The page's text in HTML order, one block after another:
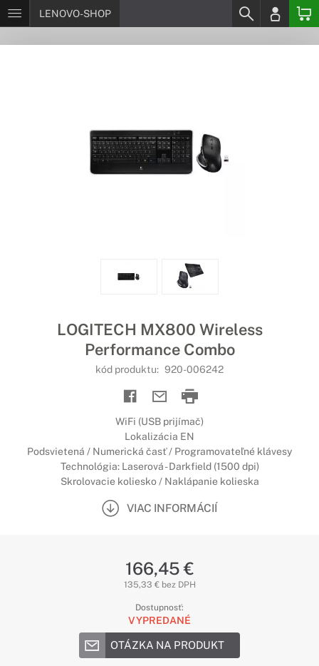
LENOVO-SHOP
LOGITECH MX800 Wireless
Performance Combo
kód produktu: 920-006242
WiFi (USB prijímač)
Lokalizácia EN
Podsvietená / Numerická časť / Programovateľné klávesy
Technológia: Laserová - Darkfield (1500 dpi)
Skrolovacie koliesko / Naklápanie kolieska
VIAC INFORMÁCIÍ
166,45 €
135,33 € bez DPH
Dostupnosť:
VYPREDANÉ
OTÁZKA NA PRODUKT